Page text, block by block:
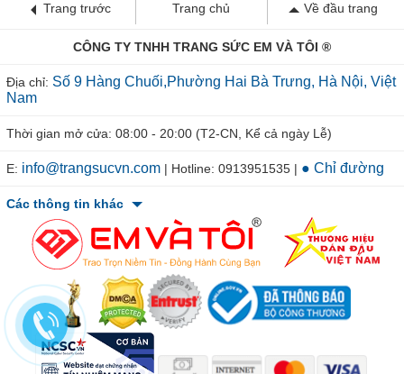
Trang trước Trang chủ Về đầu trang
CÔNG TY TNHH TRANG SỨC EM VÀ TÔI ®
Địa chỉ: Số 9 Hàng Chuối,Phường Hai Bà Trưng, Hà Nội, Việt
Nam
Thời gian mở cửa: 08:00 - 20:00 (T2-CN, Kể cả ngày Lễ)
E: info@trangsucvn.com | Hotline: 0913951535 | ● Chỉ đường
Các thông tin khác